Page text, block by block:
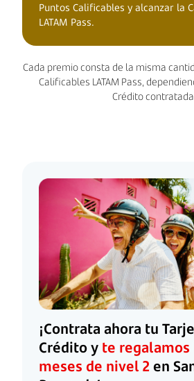
Puntos Calificables y alcanzar la
LATAM Pass.
Cada premio consta de la misma
Calificables LATAM Pass,
Crédito
¡Contrata ahora tu
Crédito y te regalamos
meses de nivel 2en